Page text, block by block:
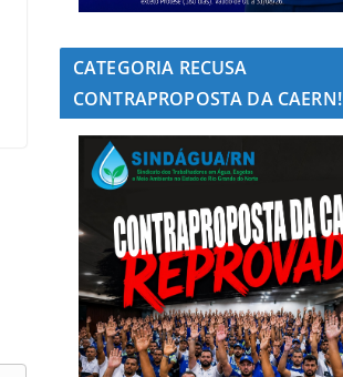
CATEGORIA RECUSA
CONTRAPROPOSTA DA CAERN!